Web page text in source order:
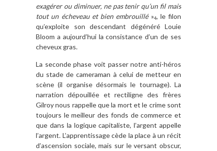
exagérer ou diminuer, ne pas tenir qu’un fil mais
tout un écheveau et bien embrouillé »4, le filon
qu’exploite son descendant dégénéré Louie
Bloom a aujourd’hui la consistance d’un de ses
cheveux gras.
La seconde phase voit passer notre anti-héros
du stade de cameraman à celui de metteur en
scène (il organise désormais le tournage). La
narration dépouillée et rectiligne des frères
Gilroy nous rappelle que la mort et le crime sont
toujours le meilleur des fonds de commerce et
que dans la logique capitaliste, l’argent appelle
l’argent. L’apprentissage cède la place à un récit
d’ascension sociale, mais sur le versant obscur,